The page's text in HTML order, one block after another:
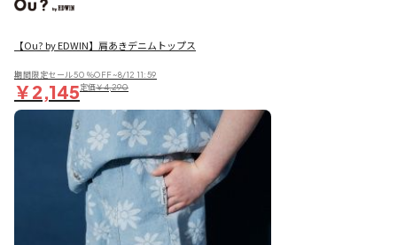
【Ou? by EDWIN】肩あきデニムトップス
期間限定セール50％OFF~8/12 11:59
￥2,145定価￥4,290